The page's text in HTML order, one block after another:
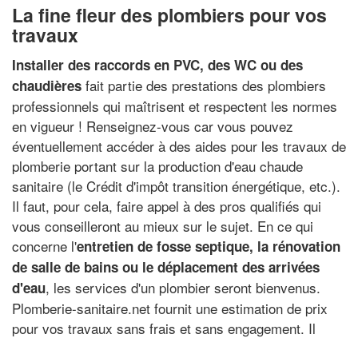
La fine fleur des plombiers pour vos
travaux
Installer des raccords en PVC, des WC ou des
chaudières fait partie des prestations des plombiers
professionnels qui maîtrisent et respectent les normes
en vigueur ! Renseignez-vous car vous pouvez
éventuellement accéder à des aides pour les travaux de
plomberie portant sur la production d'eau chaude
sanitaire (le Crédit d'impôt transition énergétique, etc.).
Il faut, pour cela, faire appel à des pros qualifiés qui
vous conseilleront au mieux sur le sujet. En ce qui
concerne l'entretien de fosse septique, la rénovation
de salle de bains ou le déplacement des arrivées
d'eau, les services d'un plombier seront bienvenus.
Plomberie-sanitaire.net fournit une estimation de prix
pour vos travaux sans frais et sans engagement. Il